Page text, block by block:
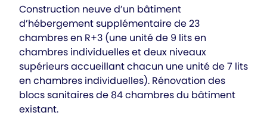
Construction neuve d’un bâtiment
d’hébergement supplémentaire de 23
chambres en R+3 (une unité de 9 lits en
chambres individuelles et deux niveaux
supérieurs accueillant chacun une unité de 7 lits
en chambres individuelles). Rénovation des
blocs sanitaires de 84 chambres du bâtiment
existant.